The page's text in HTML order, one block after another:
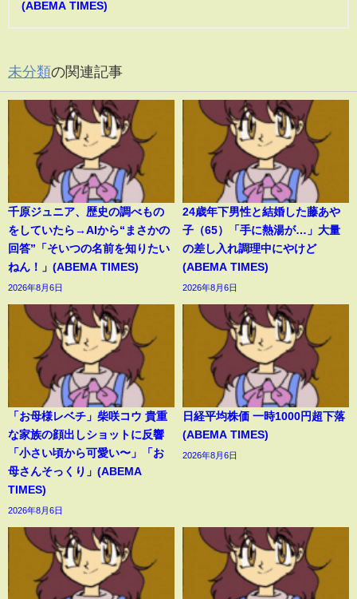
(ABEMA TIMES)
未分類の関連記事
千原ジュニア、歴史の調べもの
をしていたら→AIから“まさかの
回答”「そいつの名前を知りたい
ねん！」(ABEMA TIMES)
2026年8月6日
24歳年下男性と結婚した藤あや
子（65）「手に熱湯が…」大量
の差し入れ調理中にやけど
(ABEMA TIMES)
2026年8月6日
「お母様レベチ」柴咲コウ 貴重
な家族の顔出しショットに反響
「小さい頃から可愛い〜」「お
母さんそっくり」(ABEMA
TIMES)
2026年8月6日
日経平均株価 一時1000円超下落
(ABEMA TIMES)
2026年8月6日